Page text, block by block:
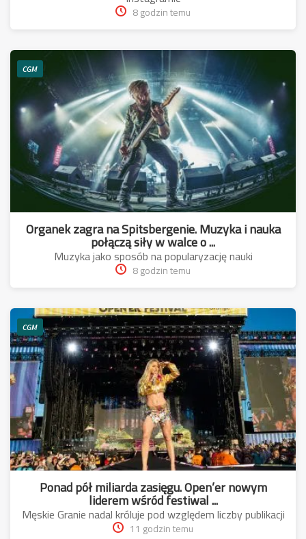
8 godzin temu
CGM
Organek zagra na Spitsbergenie. Muzyka i nauka
połączą siły w walce o ...
Muzyka jako sposób na popularyzację nauki
8 godzin temu
CGM
Ponad pół miliarda zasięgu. Open’er nowym
liderem wśród festiwal ...
Męskie Granie nadal króluje pod względem liczby publikacji
11 godzin temu